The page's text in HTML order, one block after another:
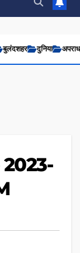
बुलंदशहर दुनिया अपराध